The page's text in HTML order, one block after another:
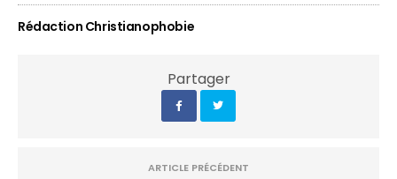
Rédaction Christianophobie
Partager
ARTICLE PRÉCÉDENT